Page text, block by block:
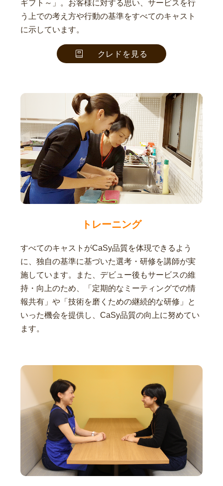
ギフト～」。お客様に対する思い、サービスを行
う上での考え方や行動の基準をすべてのキャスト
に示しています。
クレドを見る
トレーニング
すべてのキャストがCaSy品質を体現できるよう
に、独自の基準に基づいた選考・研修を講師が実
施しています。また、デビュー後もサービスの維
持・向上のため、「定期的なミーティングでの情
報共有」や「技術を磨くための継続的な研修」と
いった機会を提供し、CaSy品質の向上に努めてい
ます。